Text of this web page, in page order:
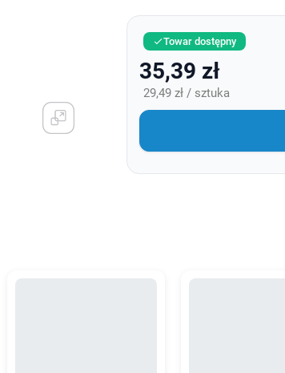
Towar dostępny
35,39 zł
29,49 zł / sztuka